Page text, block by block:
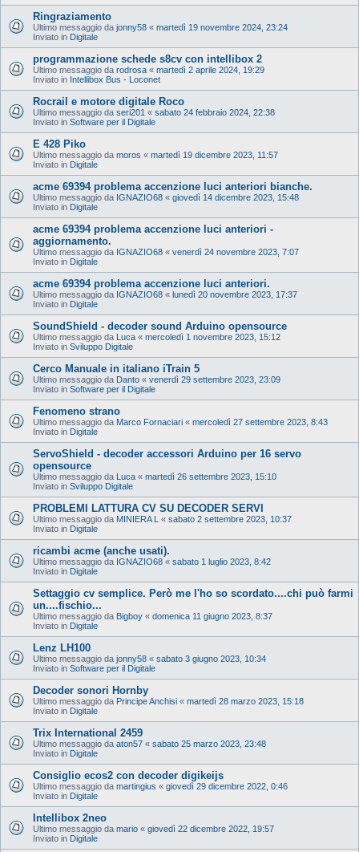
Ringraziamento
Ultimo messaggio da jonny58 « martedì 19 novembre 2024, 23:24
Inviato in Digitale
programmazione schede s8cv con intellibox 2
Ultimo messaggio da rodrosa « martedì 2 aprile 2024, 19:29
Inviato in Intellibox Bus - Loconet
Rocrail e motore digitale Roco
Ultimo messaggio da seri201 « sabato 24 febbraio 2024, 22:38
Inviato in Software per il Digitale
E 428 Piko
Ultimo messaggio da moros « martedì 19 dicembre 2023, 11:57
Inviato in Digitale
acme 69394 problema accenzione luci anteriori bianche.
Ultimo messaggio da IGNAZIO68 « giovedì 14 dicembre 2023, 15:48
Inviato in Digitale
acme 69394 problema accenzione luci anteriori -
aggiornamento.
Ultimo messaggio da IGNAZIO68 « venerdì 24 novembre 2023, 7:07
Inviato in Digitale
acme 69394 problema accenzione luci anteriori.
Ultimo messaggio da IGNAZIO68 « lunedì 20 novembre 2023, 17:37
Inviato in Digitale
SoundShield - decoder sound Arduino opensource
Ultimo messaggio da Luca « mercoledì 1 novembre 2023, 15:12
Inviato in Sviluppo Digitale
Cerco Manuale in italiano iTrain 5
Ultimo messaggio da Danto « venerdì 29 settembre 2023, 23:09
Inviato in Software per il Digitale
Fenomeno strano
Ultimo messaggio da Marco Fornaciari « mercoledì 27 settembre 2023, 8:43
Inviato in Digitale
ServoShield - decoder accessori Arduino per 16 servo
opensource
Ultimo messaggio da Luca « martedì 26 settembre 2023, 15:10
Inviato in Sviluppo Digitale
PROBLEMI LATTURA CV SU DECODER SERVI
Ultimo messaggio da MINIERA L « sabato 2 settembre 2023, 10:37
Inviato in Digitale
ricambi acme (anche usati).
Ultimo messaggio da IGNAZIO68 « sabato 1 luglio 2023, 8:42
Inviato in Digitale
Settaggio cv semplice. Però me l'ho so scordato....chi può farmi
un....fischio...
Ultimo messaggio da Bigboy « domenica 11 giugno 2023, 8:37
Inviato in Digitale
Lenz LH100
Ultimo messaggio da jonny58 « sabato 3 giugno 2023, 10:34
Inviato in Software per il Digitale
Decoder sonori Hornby
Ultimo messaggio da Principe Anchisi « martedì 28 marzo 2023, 15:18
Inviato in Digitale
Trix International 2459
Ultimo messaggio da aton57 « sabato 25 marzo 2023, 23:48
Inviato in Digitale
Consiglio ecos2 con decoder digikeijs
Ultimo messaggio da martingius « giovedì 29 dicembre 2022, 0:46
Inviato in Digitale
Intellibox 2neo
Ultimo messaggio da mario « giovedì 22 dicembre 2022, 19:57
Inviato in Digitale